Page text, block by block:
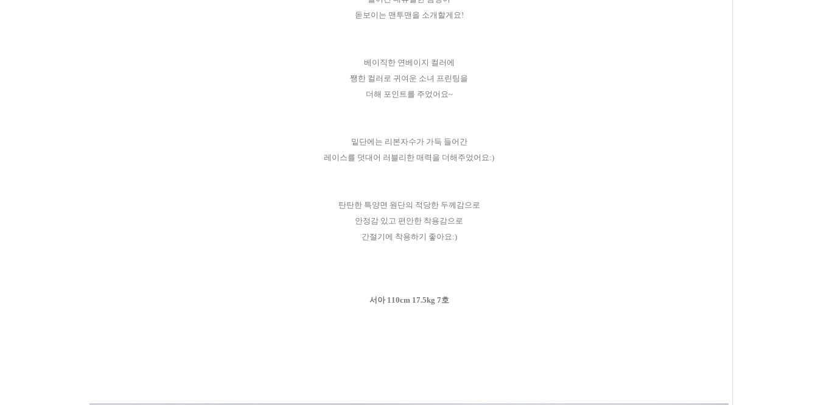
돋보이는 맨투맨을 소개할게요!
베이직한 연베이지 컬러에
쨍한 컬러로 귀여운 소녀 프린팅을
더해 포인트를 주었어요~
밑단에는 리본자수가 가득 들어간
레이스를 덧대어 러블리한 매력을 더해주었어요:)
탄탄한 특양면 원단의 적당한 두께감으로
안정감 있고 편안한 착용감으로
간절기에 착용하기 좋아요:)
서아 110cm 17.5kg 7호